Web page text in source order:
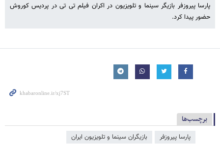
پارسا پیروزفر بازیگر سینما و تلویزیون در اکران فیلم تی تی در پردیس کوروش
حضور پیدا کرد.
برچسب‌ها
پارسا پیروزفر بازیگران سینما و تلویزیون ایران